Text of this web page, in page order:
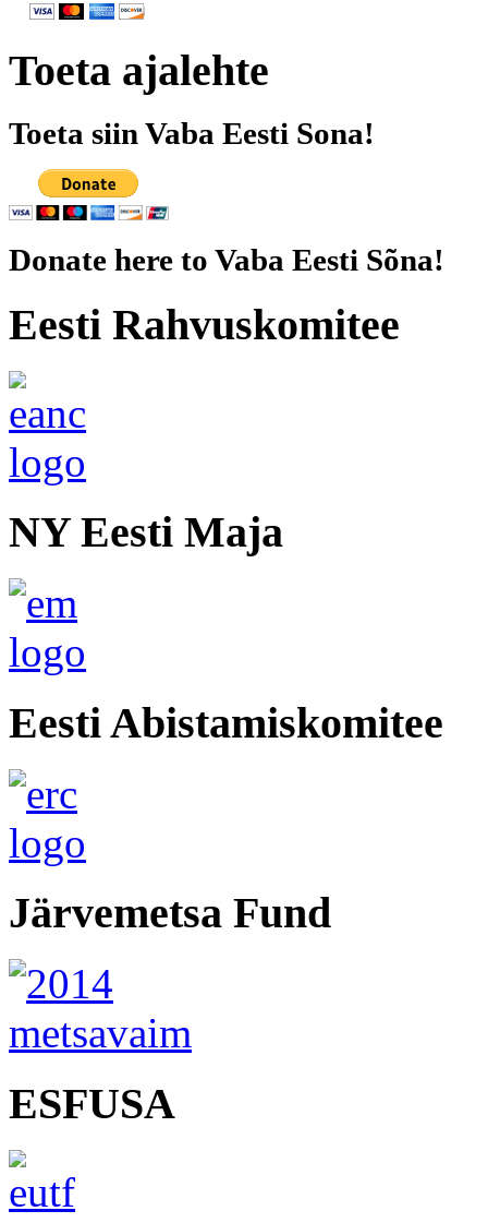
Toeta ajalehte
Toeta siin Vaba Eesti Sona!
Donate here to Vaba Eesti Sõna!
Eesti Rahvuskomitee
NY Eesti Maja
Eesti Abistamiskomitee
Järvemetsa Fund
ESFUSA